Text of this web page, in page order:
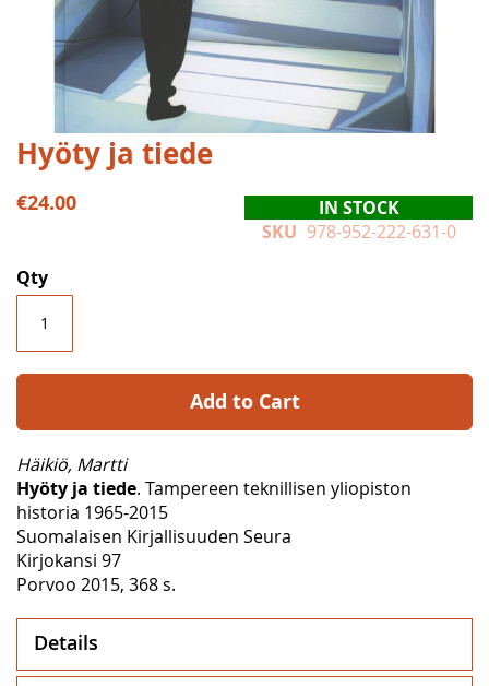
Skip
to
the
beginning
images
gallery
Hyöty ja tiede
€24.00
IN STOCK
SKU 978-952-222-631-0
Qty
Add to Cart
Häikiö, Martti
Hyöty ja tiede. Tampereen teknillisen yliopiston
historia 1965-2015
Suomalaisen Kirjallisuuden Seura
Kirjokansi 97
Porvoo 2015, 368 s.
Details